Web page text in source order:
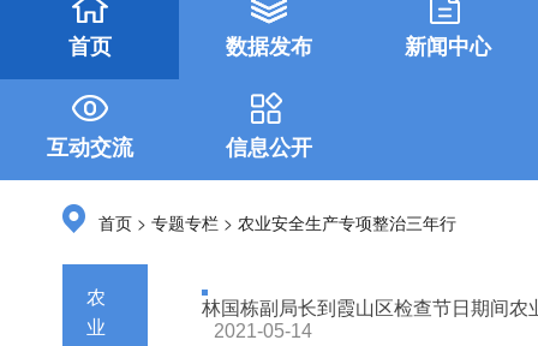
首页 数据发布 新闻中心
互动交流 信息公开
首页 >专题专栏 >农业安全生产专项整治三年行
动与农业综合执法专栏
农
业
林国栋副局长到霞山区检查节日期间农
2021-05-14